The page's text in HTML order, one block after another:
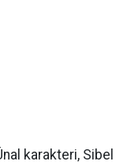
karakteri, Sibel